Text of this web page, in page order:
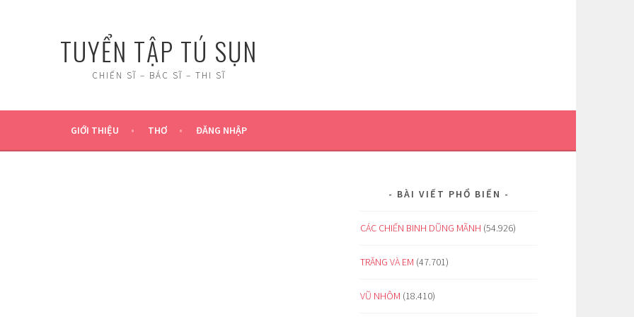
TUYỂN TẬP TÚ SỤN
CHIẾN SĨ – BÁC SĨ – THI SĨ
GIỚI THIỆU THƠ ĐĂNG NHẬP
BÀI VIẾT PHỔ BIẾN
CÁC CHIẾN BINH DŨNG MÃNH (54.926)
TRĂNG VÀ EM (47.701)
VŨ NHÔM (18.410)